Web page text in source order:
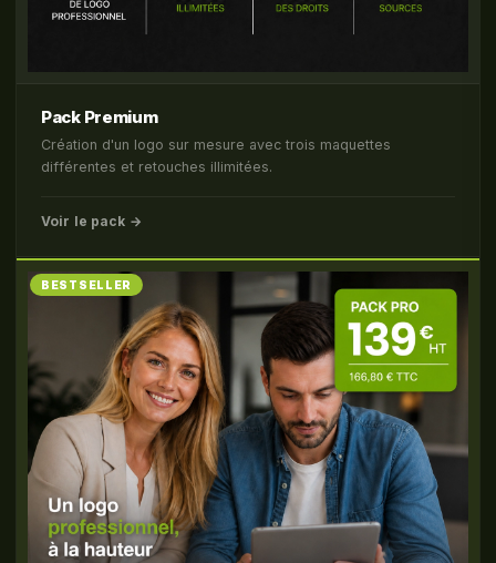
Pack Premium
Création d'un logo sur mesure avec trois maquettes
différentes et retouches illimitées.
Voir le pack →
BESTSELLER